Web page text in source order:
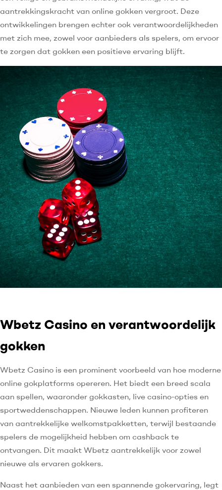
aantrekkingskracht van online gokken vergroot. Deze
ontwikkelingen brengen echter ook verantwoordelijkheden
met zich mee, zowel voor aanbieders als spelers, om ervoor
te zorgen dat gokken een positieve ervaring blijft.
Wbetz Casino en verantwoordelijk
gokken
Wbetz Casino is een prominent voorbeeld van hoe moderne
online gokplatforms opereren. Het biedt een breed scala
aan spellen, waaronder gokkasten, live casino-opties en
sportweddenschappen. Nieuwe leden kunnen profiteren
van aantrekkelijke welkomstpakketten, terwijl bestaande
spelers de mogelijkheid hebben om cashback te
ontvangen. Dit maakt Wbetz aantrekkelijk voor zowel
nieuwe als ervaren gokkers.
Naast het aanbieden van een spannende gokervaring, legt